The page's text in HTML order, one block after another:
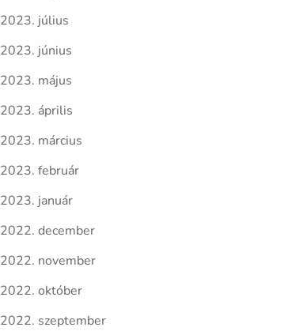
2023. július
2023. június
2023. május
2023. április
2023. március
2023. február
2023. január
2022. december
2022. november
2022. október
2022. szeptember